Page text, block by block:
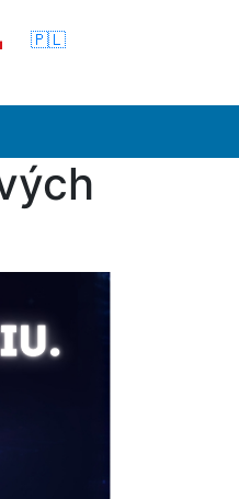
🇵🇱